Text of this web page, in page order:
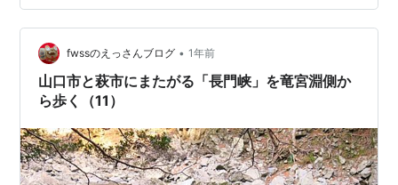
て、途中折り返した地点からの残りは、翌日「道の駅長
門峡」側から歩きました。それで完歩したことになりま
す。凜とした空気の中を、気持ち良く歩くことができま
した。萩市側から、山口市側へ向かって進…
fwssのえっさんブログ • 1年前
山口市と萩市にまたがる「長門峡」を竜宮淵側か
ら歩く（11）